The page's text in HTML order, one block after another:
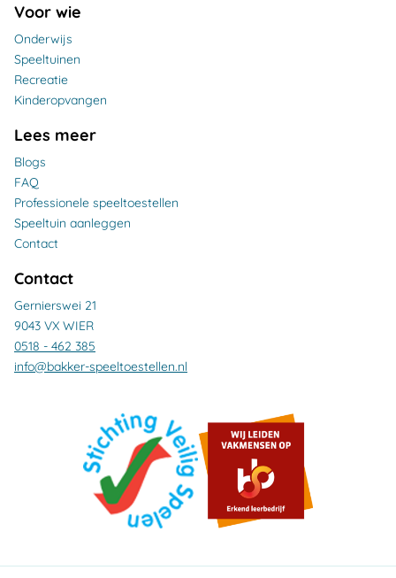
Voor wie
Onderwijs
Speeltuinen
Recreatie
Kinderopvangen
Lees meer
Blogs
FAQ
Professionele speeltoestellen
Speeltuin aanleggen
Contact
Contact
Gernierswei 21
9043 VX WIER
0518 - 462 385
info@bakker-speeltoestellen.nl